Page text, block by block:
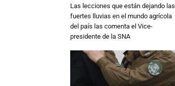
Las lecciones que están dejando las
fuertes lluvias en el mundo agrícola
del país las comenta el Vice-
presidente de la SNA